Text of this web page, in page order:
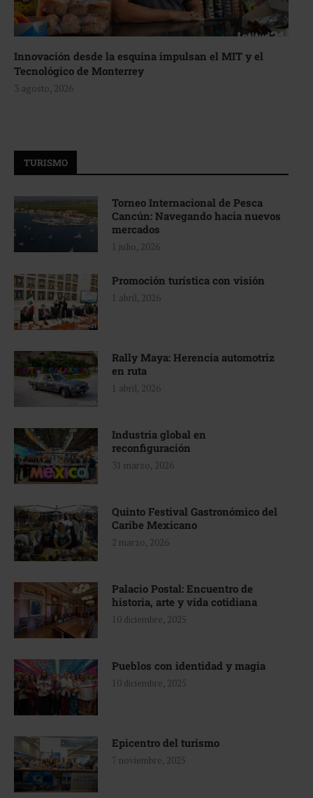
Innovación desde la esquina impulsan el MIT y el
Tecnológico de Monterrey
3 agosto, 2026
TURISMO
Torneo Internacional de Pesca
Cancún: Navegando hacia nuevos
mercados
1 julio, 2026
Promoción turística con visión
1 abril, 2026
Rally Maya: Herencia automotriz
en ruta
1 abril, 2026
Industria global en
reconfiguración
31 marzo, 2026
Quinto Festival Gastronómico del
Caribe Mexicano
2 marzo, 2026
Palacio Postal: Encuentro de
historia, arte y vida cotidiana
10 diciembre, 2025
Pueblos con identidad y magia
10 diciembre, 2025
Epicentro del turismo
7 noviembre, 2025